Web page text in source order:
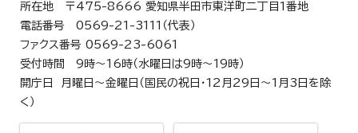
所在地 〒475-8666 愛知県半田市東洋町二丁目1番地
電話番号 0569-21-3111（代表）
ファクス番号 0569-23-6061
受付時間 9時～16時（水曜日は9時～19時）
開庁日 月曜日～金曜日（国民の祝日・12月29日～1月3日を除
く）